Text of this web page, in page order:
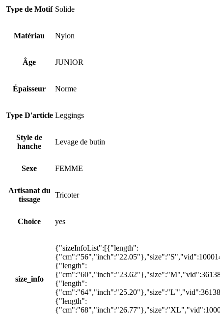
Type de Motif Solide
Matériau Nylon
Âge JUNIOR
Épaisseur Norme
Type D'article Leggings
Style de
hanche
Levage de butin
Sexe FEMME
Artisanat du
tissage
Tricoter
Choice yes
size_info
{"sizeInfoList":[{"length":
{"length":
{"length":
{"length":